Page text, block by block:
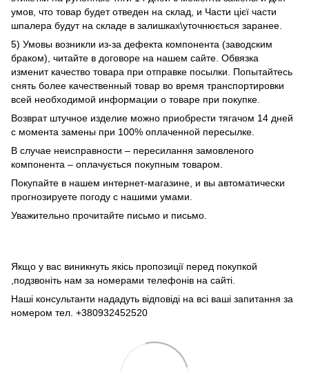
умов, что товар будет отведен на склад, и Части цієї части
шпалера будут на складе в залишках\уточнюється заранее.
5) Умовы возникли из-за дефекта компонента (заводским
браком), читайте в договоре на нашем сайте. Обвязка
изменит качество товара при отправке посылки. Попытайтесь
снять более качественный товар во время транспортировки
всей необходимой информации о товаре при покупке.
Возврат штучное изделие можно приобрести тягачом 14 дней
с момента замены при 100% оплаченной пересылке.
В случае неисправности – пересилання замовленого
компонента – оплачується покупным товаром.
Покупайте в нашем интернет-магазине, и вы автоматически
прогнозируете погоду с нашими умами.
Уважительно прочитайте письмо и письмо.
Якщо у вас виникнуть якісь пропозиції перед покупкой
,подзвоніть нам за номерами телефонів на сайті.
Наші консультанти нададуть відповіді на всі ваші запитання за
номером тел. +380932452520